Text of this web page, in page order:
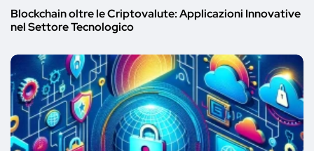
Blockchain oltre le Criptovalute: Applicazioni Innovative
nel Settore Tecnologico